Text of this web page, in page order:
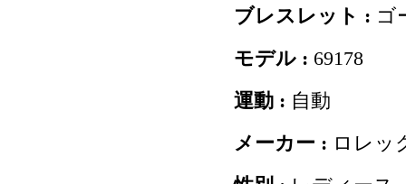
ブレスレット : ゴ
モデル : 69178
運動 : 自動
メーカー : ロレッ